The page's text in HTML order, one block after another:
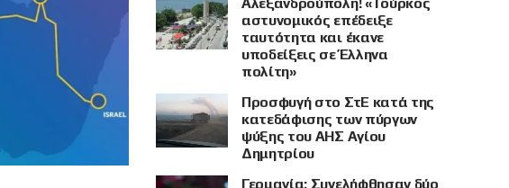
αστυνομικός επέδειξε
ταυτότητα και έκανε
υποδείξεις σε Έλληνα
πολίτη»
Προσφυγή στο ΣτΕ κατά της
κατεδάφισης των πύργων
ψύξης του ΑΗΣ Αγίου
Δημητρίου
Γερμανία: Συνελήφθησαν δύο